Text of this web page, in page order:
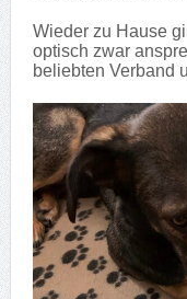
Wieder zu Hause
optisch zwar
beliebten Verband